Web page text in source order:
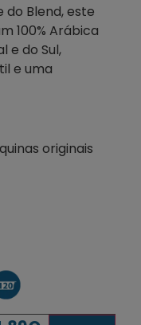
do Blend, este
100% Arábica
e do Sul,
e uma
originais